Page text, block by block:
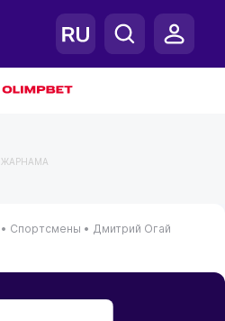
ЖАРНАМА
• Спортсмены • Дмитрий Огай